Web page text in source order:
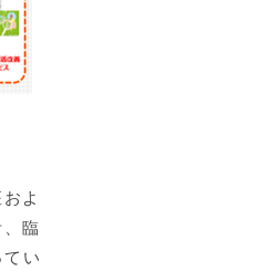
よ
臨
い